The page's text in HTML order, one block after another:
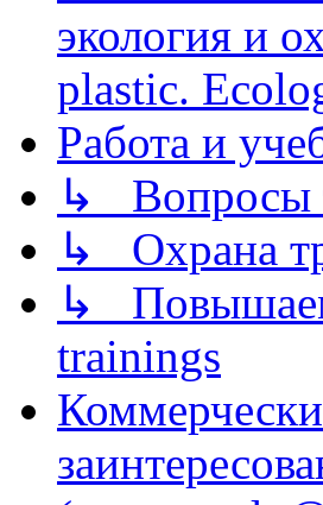
экология и
plastic.
Работа и
↳ Вопросы
↳ Охрана
↳
trainings